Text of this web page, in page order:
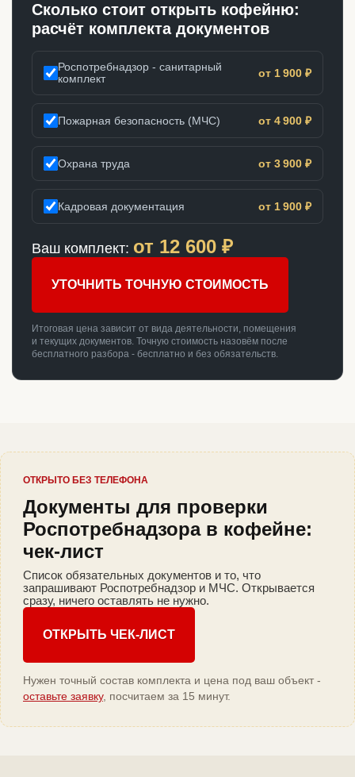
Сколько стоит открыть кофейню:
расчёт комплекта документов
Роспотребнадзор - санитарный
комплект
от 1 900 ₽
Пожарная безопасность (МЧС) от 4 900 ₽
Охрана труда от 3 900 ₽
Кадровая документация от 1 900 ₽
Ваш комплект: от 12 600 ₽
УТОЧНИТЬ ТОЧНУЮ СТОИМОСТЬ
Итоговая цена зависит от вида деятельности, помещения
и текущих документов. Точную стоимость назовём после
бесплатного разбора - бесплатно и без обязательств.
ОТКРЫТО БЕЗ ТЕЛЕФОНА
Документы для проверки
Роспотребнадзора в кофейне:
чек-лист
Список обязательных документов и то, что
запрашивают Роспотребнадзор и МЧС. Открывается
сразу, ничего оставлять не нужно.
ОТКРЫТЬ ЧЕК-ЛИСТ
Нужен точный состав комплекта и цена под ваш объект -
оставьте заявку, посчитаем за 15 минут.